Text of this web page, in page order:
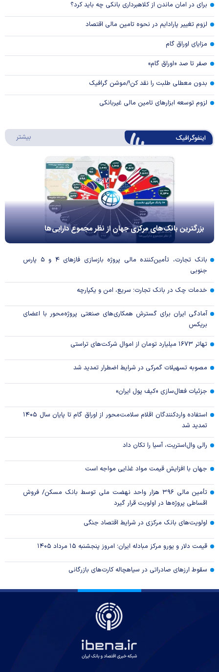
برای در امان ماندن از کلاهبرداری بانکی چه باید کرد؟
لزوم تغییر پارادایم در نحوه تامین مالی اقتصاد
مزایای اوراق گام
صفر تا صد «اوراق گام»
بدون معطلی طلبت را نقد کن!/موشن گرافیک
لزوم توسعه ابزارهای تامین مالی غیربانکی
اینفوگرافیک بیشتر
بزرگترین بانک‌های مرکزی جهان از نظر مجموع دارایی‌ها
بانک تجارت، تأمین‌کننده مالی پروژه بازسازی فاز‌های ۴ و ۵ پارس
جنوبی
خدمات چک در بانک تجارت؛ سریع، امن و یکپارچه
آمادگی ایران برای گسترش همکاری‌های صنعتی پروژه‌محور با اعضای
بریکس
تهاتر ۱۶۷۳ میلیارد تومان از اموال شرکت‌های تراستی
مصوبه تسهیلات گمرکی در شرایط اضطرار تمدید شد
جزئیات فعال‌سازی «کیف پول ایران»
استفاده واردکنندگان اقلام سلامت‌محور از اوراق گام تا پایان سال ۱۴۰۵
تمدید شد
رالی وال‌استریت، آسیا را تکان داد
جهان با افزایش قیمت مواد غذایی مواجه است
تأمین مالی ۳۹۶ هزار واحد نهضت ملی توسط بانک مسکن/ فروش
اقساطی پروژه‌ها در اولویت قرار گیرد
اولویت‌های بانک مرکزی در شرایط اقتصاد جنگی
قیمت دلار و یورو مرکز مبادله ایران؛ امروز پنجشنبه ۱۵ مرداد ۱۴۰۵
سقوط ارزهای صادراتی در سیاهچاله کارت‌های بازرگانی